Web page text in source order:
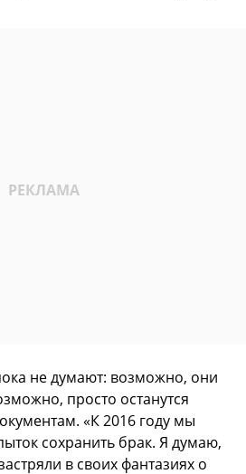
не думают: возможно, они
просто останутся
«К 2016 году мы
сохранить брак. Я думаю,
в своих фантазиях о